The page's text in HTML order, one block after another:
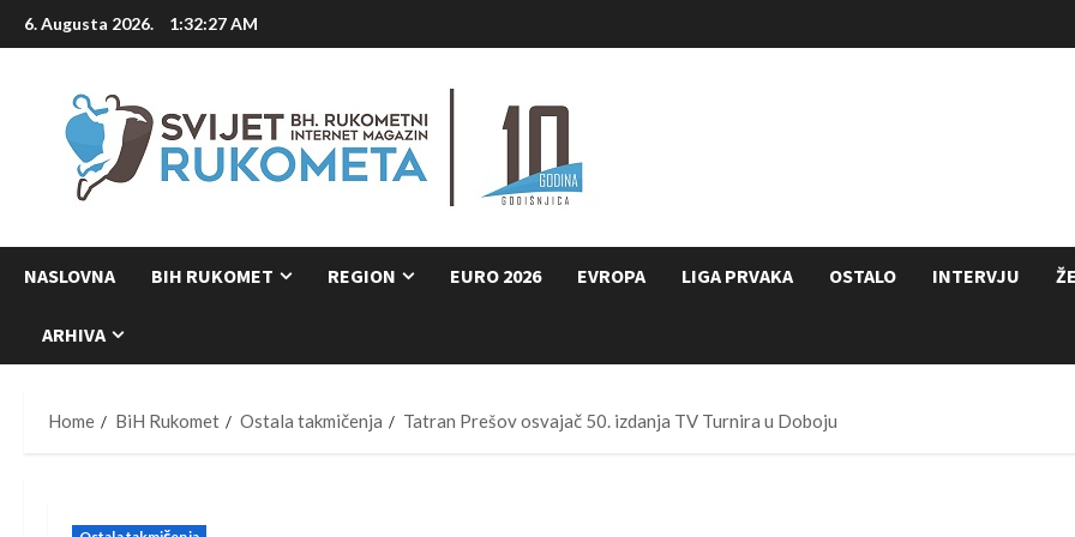
Skip
to
6. Augusta 2026. 1:32:28 AM
NASLOVNA BIH RUKOMET REGION EURO 2026 EVROPA LIGA PRVAKA OSTALO INTERVJU
ARHIVA
Home BiH Rukomet Ostala takmičenja Tatran Prešov osvajač 50. izdanja TV Turnira u Doboju